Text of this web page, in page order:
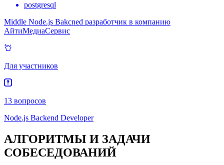
postgresql
Middle Node.js Bakcned разработчик в компанию
АйтиМедиаСервис
Для участников
13 вопросов
Node.js Backend Developer
АЛГОРИТМЫ И ЗАДАЧИ
СОБЕСЕДОВАНИЙ